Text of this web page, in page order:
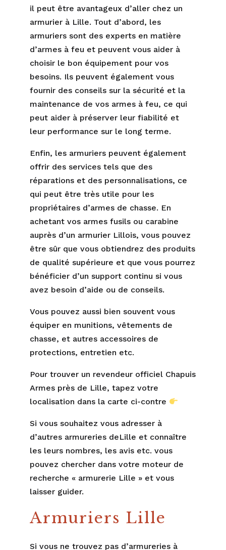
il peut être avantageux d’aller chez un
armurier à Lille. Tout d’abord, les
armuriers sont des experts en matière
d’armes à feu et peuvent vous aider à
choisir le bon équipement pour vos
besoins. Ils peuvent également vous
fournir des conseils sur la sécurité et la
maintenance de vos armes à feu, ce qui
peut aider à préserver leur fiabilité et
leur performance sur le long terme.
Enfin, les armuriers peuvent également
offrir des services tels que des
réparations et des personnalisations, ce
qui peut être très utile pour les
propriétaires d’armes de chasse. En
achetant vos armes fusils ou carabine
auprès d’un armurier Lillois, vous pouvez
être sûr que vous obtiendrez des produits
de qualité supérieure et que vous pourrez
bénéficier d’un support continu si vous
avez besoin d’aide ou de conseils.
Vous pouvez aussi bien souvent vous
équiper en munitions, vêtements de
chasse, et autres accessoires de
protections, entretien etc.
Pour trouver un revendeur officiel Chapuis
Armes près de Lille, tapez votre
localisation dans la carte ci-contre
Si vous souhaitez vous adresser à
d’autres armureries deLille et connaître
les leurs nombres, les avis etc. vous
pouvez chercher dans votre moteur de
recherche « armurerie Lille » et vous
laisser guider.
Armuriers Lille
Si vous ne trouvez pas d’armureries à